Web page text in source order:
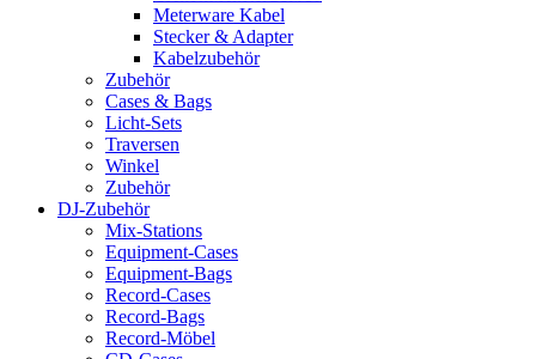
Meterware Kabel
Stecker & Adapter
Kabelzubehör
Zubehör
Cases & Bags
Licht-Sets
Traversen
Winkel
Zubehör
DJ-Zubehör
Mix-Stations
Equipment-Cases
Equipment-Bags
Record-Cases
Record-Bags
Record-Möbel